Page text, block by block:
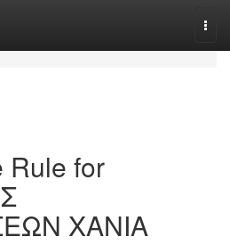
Rule for
ΧΑΝΙΑ